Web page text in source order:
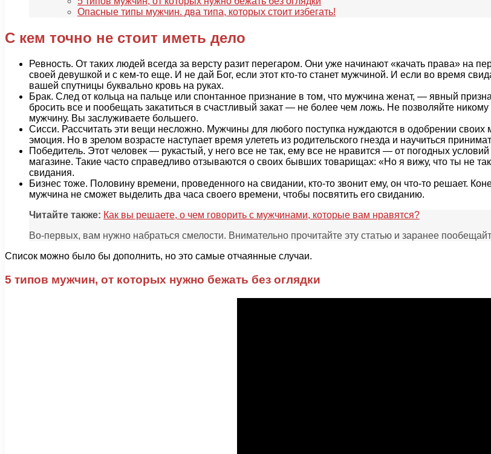
Опасные типы мужчин. два типа, которых стоит избегать!
С кем точно не стоит иметь дело
Ревность. От таких людей всегда за версту разит перегаром. Они уже начинают «качать права» на
своей девушкой и с кем-то еще. И не дай Бог, если этот кто-то станет мужчиной. И если во время
вашей спутницы буквально кровь на руках.
Брак. След от кольца на пальце или спонтанное признание в том, что мужчина женат, — явный
бросить все и пообещать закатиться в счастливый закат — не более чем ложь. Не позволяйте
мужчину. Вы заслуживаете большего.
Сисси. Рассчитать эти вещи несложно. Мужчины для любого поступка нуждаются в одобрении
эмоция. Но в зрелом возрасте наступает время улететь из родительского гнезда и научиться
Победитель. Этот человек — рукастый, у него все не так, ему все не нравится — от погодных
магазине. Такие часто справедливо отзываются о своих бывших товарищах: «Но я вижу, что ты не
свидания.
Бизнес тоже. Половину времени, проведенного на свидании, кто-то звонит ему, он что-то решает.
мужчина не сможет выделить два часа своего времени, чтобы посвятить его свиданию.
Читайте также: Как вы решаете, о чем говорить с мужчинами, которые вам нравятся?
Во-первых, вам нужно набраться смелости. Внимательно прочитайте эту статью и заранее
Список можно было бы дополнить, но это самые отчаянные случаи.
5 типов мужчин, от которых нужно бежать без оглядки